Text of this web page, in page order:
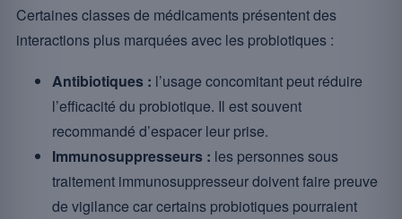
Certaines classes de médicaments présentent des
interactions plus marquées avec les probiotiques :
Antibiotiques : l’usage concomitant peut réduire
l’efficacité du probiotique. Il est souvent
recommandé d’espacer leur prise.
Immunosuppresseurs : les personnes sous
traitement immunosuppresseur doivent faire preuve
de vigilance car certains probiotiques pourraient